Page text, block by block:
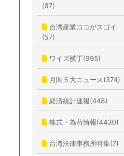
(87)
台湾産業ココがスゴイ
(57)
ワイズ横丁(995)
月間５大ニュース(374)
経済統計速報(448)
株式・為替情報(4430)
台湾法律事務所特集(7)